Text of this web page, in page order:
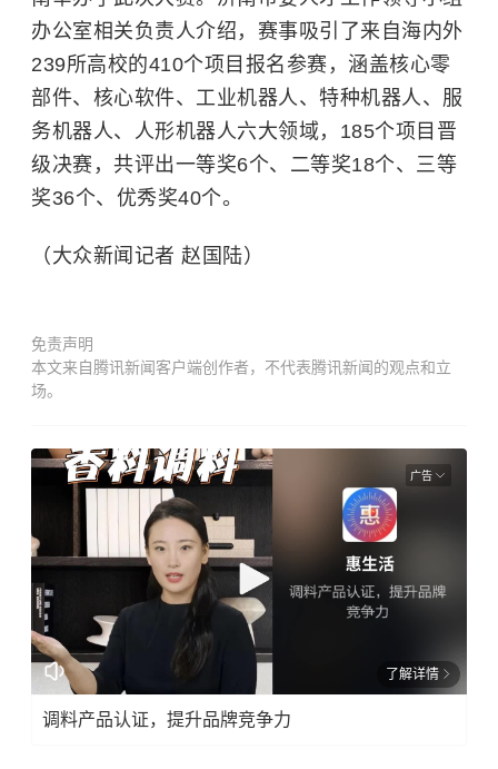
办公室相关负责人介绍，赛事吸引了来自海内外
239所高校的410个项目报名参赛，涵盖核心零
部件、核心软件、工业机器人、特种机器人、服
务机器人、人形机器人六大领域，185个项目晋
级决赛，共评出一等奖6个、二等奖18个、三等
奖36个、优秀奖40个。
（大众新闻记者 赵国陆）
免责声明
本文来自腾讯新闻客户端创作者，不代表腾讯新闻的观点和立
场。
广告
了解详情
调料产品认证，提升品牌竞争力